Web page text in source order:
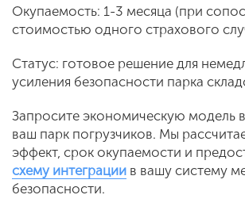
Окупаемость: 1-3 месяца (при
стоимостью одного страхового
Статус: готовое решение для
усиления безопасности парка
Запросите экономическую модель
ваш парк погрузчиков. Мы
эффект, срок окупаемости и
схему интеграции в вашу систему
безопасности.